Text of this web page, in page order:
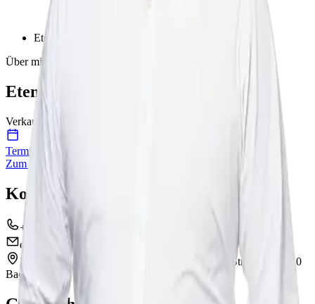
Etem Öztürk
Über mich
Etem Öztürk
Verkaufsberater
Termin vereinbaren
Zum Standort
Kontakt
+49 6434 9159 41
etem.oeztuerk@avemo-group.de
Marnet | Volkswagen Bad Camberg
Frankfurter Straße 72
65520
Bad Camberg